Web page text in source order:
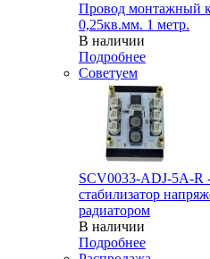
Провод монтажный
0,25кв.мм. 1 метр.
В наличии
Подробнее
Советуем
SCV0033-ADJ-5A-R
стабилизатор
радиатором
В наличии
Подробнее